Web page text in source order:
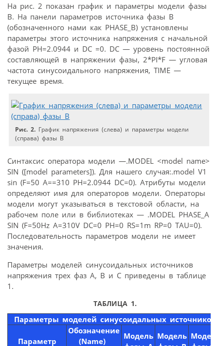
На рис. 2 показан график и параметры модели фазы
В. На панели параметров источника фазы В
(обозначенного нами как PHASE_B) установлены
параметры этого источника напряжения с начальной
фазой PH=2.0944 и DС =0. DС — уровень постоянной
составляющей в напряжении фазы, 2*PI*F — угловая
частота синусоидального напряжения, TIME —
текущее время.
Рис. 2. График напряжения (слева) и параметры модели
(справа) фазы В
Синтаксис оператора модели —.MODEL <model name>
SIN ([model parameters]). Для нашего случая:.model V1
sin (F=50 A==310 PH=2.0944 DC=0). Атрибуты модели
определяют имя для операторов модели. Операторы
модели могут указываться в текстовой области, на
рабочем поле или в библиотеках — .MODEL PHASE_A
SIN (F=50Hz A=310V DC=0 PH=0 RS=1m RP=0 TAU=0).
Последовательность параметров модели не имеет
значения.
Параметры моделей синусоидальных источников
напряжения трех фаз А, В и С приведены в таблице
1.
ТАБЛИЦА 1.
Параметры моделей синусоидальных источников
Параметр
Обозначение
(Name)
Модель Модель